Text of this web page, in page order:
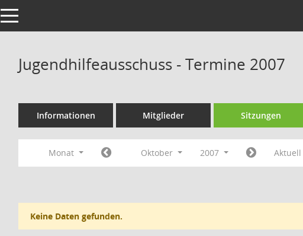
Toggle navigation
Jugendhilfeausschuss - Termine 2007
Informationen Mitglieder Sitzungen
Monat Oktober 2007 Aktuell
Keine Daten gefunden.